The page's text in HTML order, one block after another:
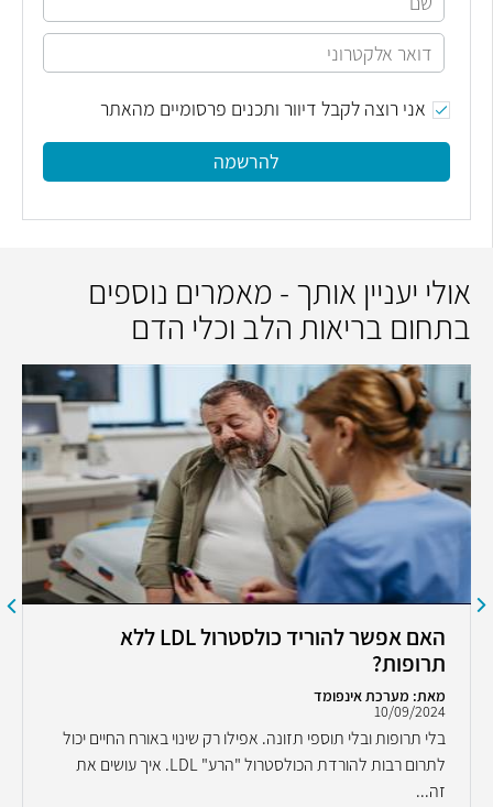
אני רוצה לקבל דיוור ותכנים פרסומיים מהאתר
להרשמה
אולי יעניין אותך - מאמרים נוספים
בתחום בריאות הלב וכלי הדם
האם אפשר להוריד כולסטרול LDL ללא
תרופות?
מאת: מערכת אינפומד
10/09/2024
בלי תרופות ובלי תוספי תזונה. אפילו רק שינוי באורח החיים יכול
לתרום רבות להורדת הכולסטרול "הרע" LDL. איך עושים את
זה...